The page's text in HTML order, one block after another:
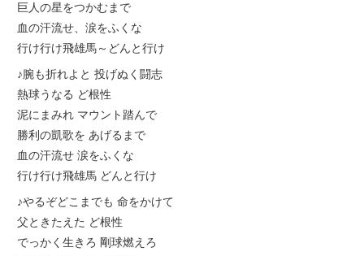
巨人の星をつかむまで
血の汗流せ、涙をふくな
行け行け飛雄馬～どんと行け
♪腕も折れよと 投げぬく闘志
熱球うなる ど根性
泥にまみれ マウント踏んで
勝利の凱歌を あげるまで
血の汗流せ 涙をふくな
行け行け飛雄馬 どんと行け
♪やるぞどこまでも 命をかけて
父ときたえた ど根性
でっかく生きろ 剛球燃えろ